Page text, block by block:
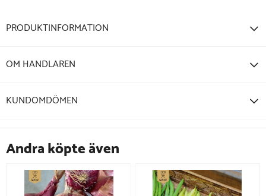
PRODUKTINFORMATION
OM HANDLAREN
KUNDOMDÖMEN
Andra köpte även